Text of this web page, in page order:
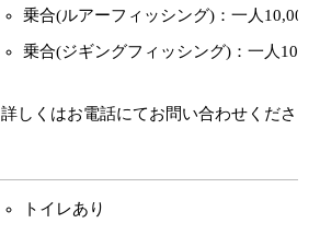
乗合(ルアーフィッシング)：一人10,000
乗合(ジギングフィッシング)：一人
詳しくはお電話にてお問い合わせください
トイレあり